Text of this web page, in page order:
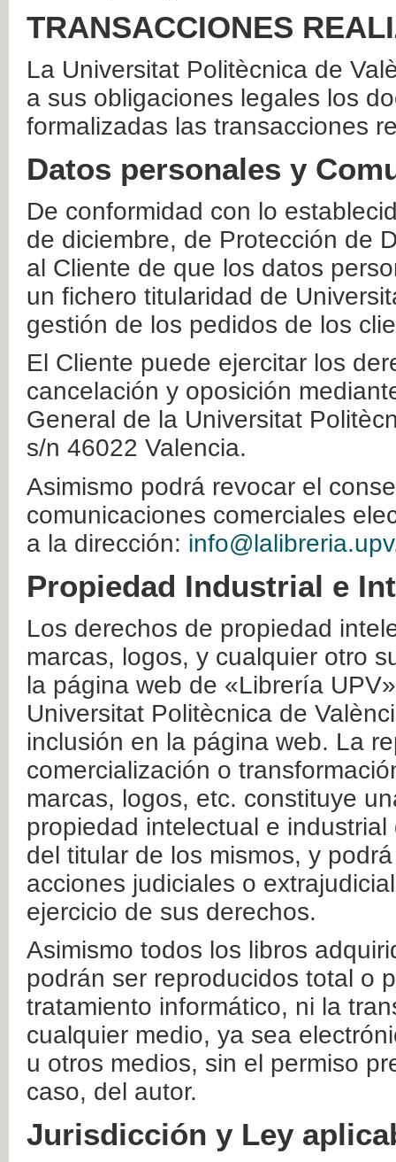
TRANSACCIONES
La Universitat Politècnica de
a sus obligaciones legales los
formalizadas las transacciones
Datos personales y
De conformidad con lo
de diciembre, de Protección de
al Cliente de que los datos
un fichero titularidad de
gestión de los pedidos de los
El Cliente puede ejercitar los
cancelación y oposición
General de la Universitat
s/n 46022 Valencia.
Asimismo podrá revocar el
comunicaciones comerciales
a la dirección:
Propiedad Industrial e
Los derechos de propiedad
marcas, logos, y cualquier otro
la página web de «Librería
Universitat Politècnica de
inclusión en la página web. La
comercialización o
marcas, logos, etc. constituye
propiedad intelectual e
del titular de los mismos, y
acciones judiciales o
ejercicio de sus derechos.
Asimismo todos los libros
podrán ser reproducidos total o
tratamiento informático, ni la
cualquier medio, ya sea
u otros medios, sin el permiso
caso, del autor.
Jurisdicción y Ley